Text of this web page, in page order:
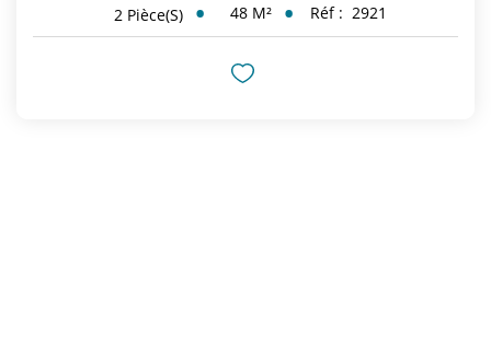
2 Pièce(s) 48 M² Réf : 2921